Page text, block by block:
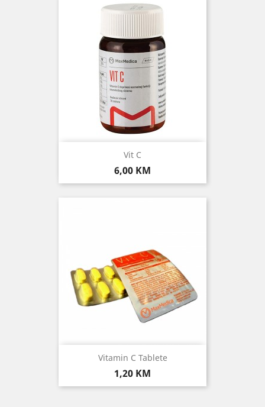
Vit C
Cijena
6,00 KM
Vitamin C Tablete
Cijena
1,20 KM